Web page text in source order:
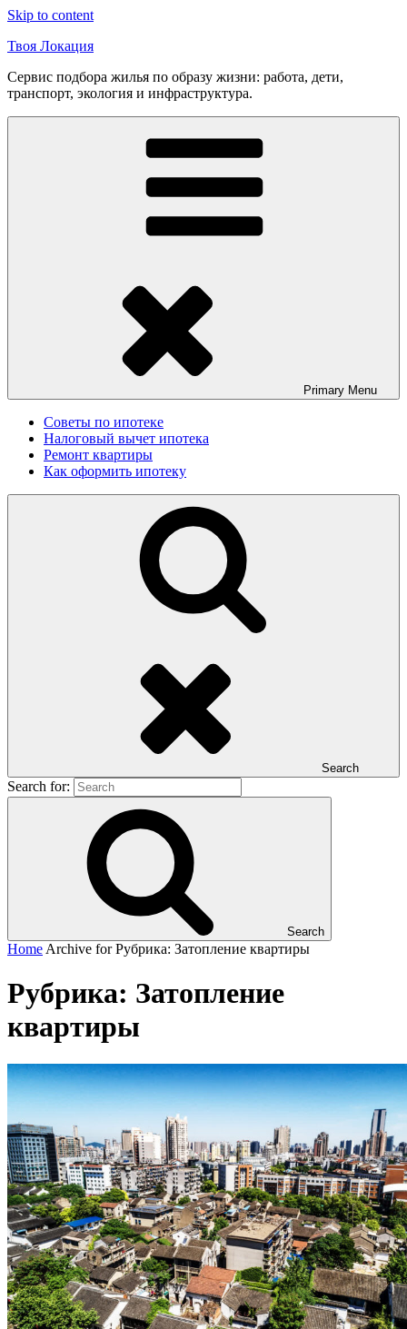
Skip to content
Твоя Локация
Сервис подбора жилья по образу жизни: работа, дети,
транспорт, экология и инфраструктура.
Primary Menu
Советы по ипотеке
Налоговый вычет ипотека
Ремонт квартиры
Как оформить ипотеку
Search
Search for:
Search
Home Archive forРубрика: Затопление квартиры
Рубрика: Затопление
квартиры